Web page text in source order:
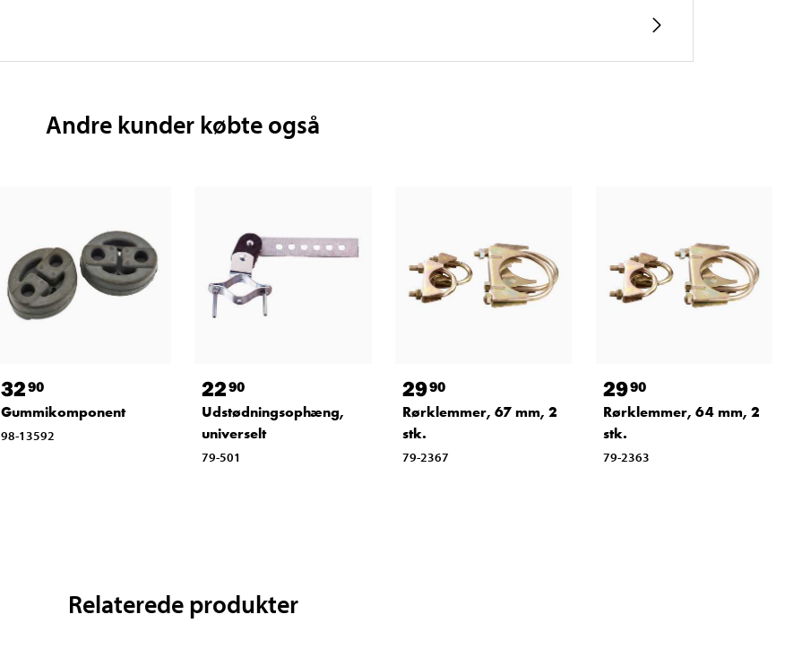
Andre kunder købte også
3290
Gummikomponent
98-13592
2290
Udstødningsophæng,
universelt
79-501
2990
Rørklemmer, 67 mm, 2
stk.
79-2367
2990
Rørklemmer, 64 mm, 2
stk.
79-2363
Relaterede produkter